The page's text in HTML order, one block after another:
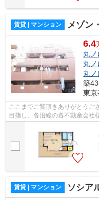
賃貸 | マンション メゾン
6.4
丸
丸ノ
丸ノ
築
東京
ここまでご覧頂きありがとうご
目指し、各沿線の各不動産会社
様へ提供しております！最新の
賃貸 | マンション ソシア